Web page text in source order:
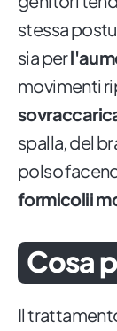
stessa
sia per
movimenti
spalla, del
polso
formicolii
Cosa
Il